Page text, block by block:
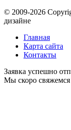
© 2009-2026
дизайне
Главная
Карта сайта
Контакты
Заявка успешно
Мы скоро